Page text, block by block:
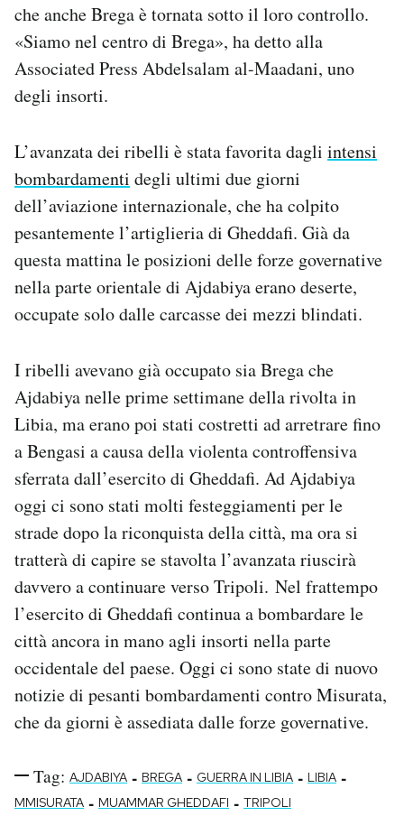
CALENDARIO
AREA PERSONALE
Newsletter
Notifiche mobile
Regala il Post
Hai bisogno di aiuto?
che anche Brega è tornata sotto il loro controllo.
«Siamo nel centro di Brega», ha detto alla
Associated Press Abdelsalam al-Maadani, uno
degli insorti.
L’avanzata dei ribelli è stata favorita dagli intensi
bombardamenti degli ultimi due giorni
dell’aviazione internazionale, che ha colpito
pesantemente l’artiglieria di Gheddafi. Già da
questa mattina le posizioni delle forze governative
nella parte orientale di Ajdabiya erano deserte,
occupate solo dalle carcasse dei mezzi blindati.
I ribelli avevano già occupato sia Brega che
Ajdabiya nelle prime settimane della rivolta in
Libia, ma erano poi stati costretti ad arretrare fino
a Bengasi a causa della violenta controffensiva
sferrata dall’esercito di Gheddafi. Ad Ajdabiya
oggi ci sono stati molti festeggiamenti per le
strade dopo la riconquista della città, ma ora si
tratterà di capire se stavolta l’avanzata riuscirà
davvero a continuare verso Tripoli. Nel frattempo
l’esercito di Gheddafi continua a bombardare le
città ancora in mano agli insorti nella parte
occidentale del paese. Oggi ci sono state di nuovo
notizie di pesanti bombardamenti contro Misurata,
che da giorni è assediata dalle forze governative.
Tag: AJDABIYA - BREGA - GUERRA IN LIBIA - LIBIA -
MMISURATA - MUAMMAR GHEDDAFI - TRIPOLI